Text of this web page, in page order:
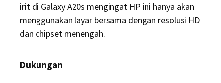
irit di Galaxy A20s mengingat HP ini hanya akan
menggunakan layar bersama dengan resolusi HD
dan chipset menengah.
Dukungan